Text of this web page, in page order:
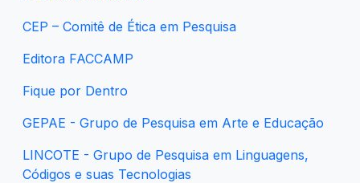
CEP – Comitê de Ética em Pesquisa
Editora FACCAMP
Fique por Dentro
GEPAE - Grupo de Pesquisa em Arte e Educação
LINCOTE - Grupo de Pesquisa em Linguagens,
Códigos e suas Tecnologias